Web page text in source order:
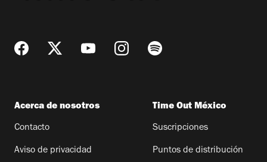
Acerca de nosotros
Contacto
Aviso de privacidad
Time Out México
Suscripciones
Puntos de distribución